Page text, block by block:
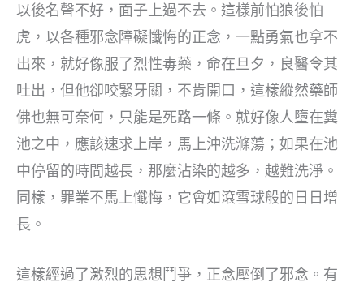
以後名聲不好，面子上過不去。這樣前怕狼後怕
虎，以各種邪念障礙懺悔的正念，一點勇氣也拿不
出來，就好像服了烈性毒藥，命在旦夕，良醫令其
吐出，但他卻咬緊牙關，不肯開口，這樣縱然藥師
佛也無可奈何，只能是死路一條。就好像人墮在糞
池之中，應該速求上岸，馬上沖洗滌蕩；如果在池
中停留的時間越長，那麼沾染的越多，越難洗淨。
同樣，罪業不馬上懺悔，它會如滾雪球般的日日增
長。
這樣經過了激烈的思想鬥爭，正念壓倒了邪念。有